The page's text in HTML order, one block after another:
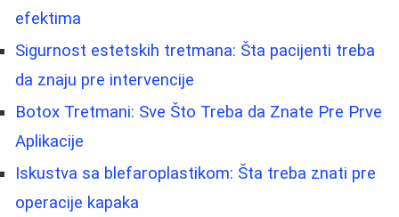
efektima
Sigurnost estetskih tretmana: Šta pacijenti treba
da znaju pre intervencije
Botox Tretmani: Sve Što Treba da Znate Pre Prve
Aplikacije
Iskustva sa blefaroplastikom: Šta treba znati pre
operacije kapaka